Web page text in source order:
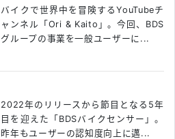
バイクで世界中を冒険するYouTubeチ
ャンネル「Ori & Kaito」。今回、BDS
グループの事業を一般ユーザーに...
2022年のリリースから節目となる5年
目を迎えた「BDSバイクセンサー」。
昨年もユーザーの認知度向上に邁...